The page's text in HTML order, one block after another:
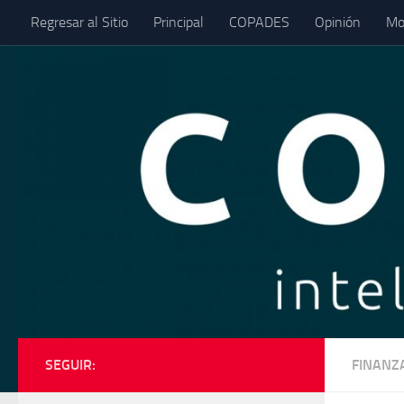
Saltar al contenido
Regresar al Sitio Principal COPADES Opinión
SEGUIR: